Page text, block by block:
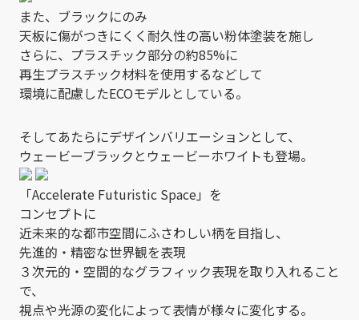
また、ブラックにのみ
天板に傷がつきにくく耐久性の高い粉体塗装を施し
さらに、プラスチック部分の約85%に
再生プラスチック材料を使用するなどして
環境に配慮したECOモデルとしている。
そしてあたらにデザインバリエーションとして、
ウェービーブラックとウェービーホワイトも登場。
「Accelerate Futuristic Space」を
コンセプトに
近未来的な都市空間にふさわしい柄を目指し、
先進的・精密な世界観を表現
３次元的・空間的なグラフィック表現を取り入れること
で、
視点や光源の変化によって表情が様々に変化する。